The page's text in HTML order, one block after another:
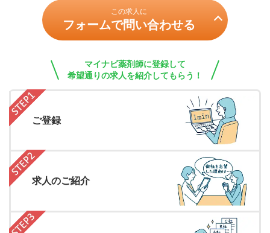
この求人に
フォームで問い合わせる
マイナビ薬剤師に登録して
希望通りの求人を紹介してもらう！
ご登録
求人のご紹介